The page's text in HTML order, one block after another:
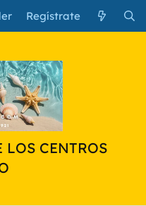
Regístrate
LOS CENTROS